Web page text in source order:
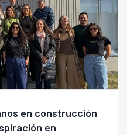
en construcción
en